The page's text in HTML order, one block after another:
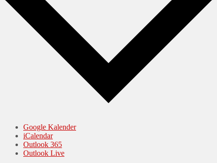
Google Kalender
iCalendar
Outlook 365
Outlook Live